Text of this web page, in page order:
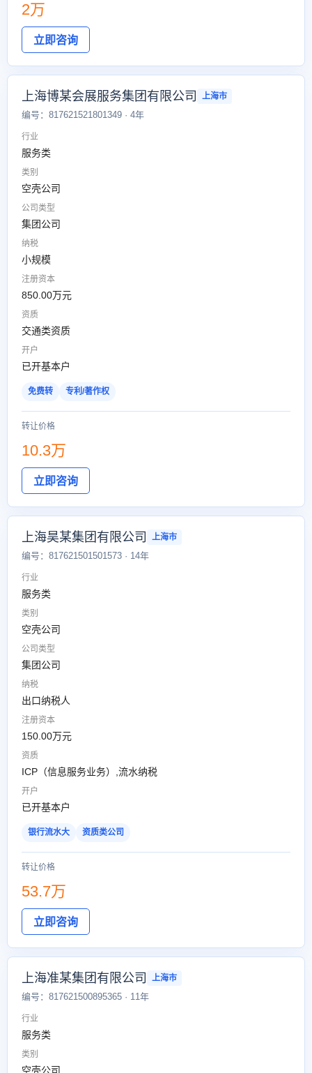
2万
立即咨询
上海博某会展服务集团有限公司 上海市
编号：817621521801349 · 4年
行业
服务类
类别
空壳公司
公司类型
集团公司
纳税
小规模
注册资本
850.00万元
资质
交通类资质
开户
已开基本户
免费转 专利/著作权
转让价格
10.3万
立即咨询
上海昊某集团有限公司 上海市
编号：817621501501573 · 14年
行业
服务类
类别
空壳公司
公司类型
集团公司
纳税
出口纳税人
注册资本
150.00万元
资质
ICP（信息服务业务）,流水纳税
开户
已开基本户
银行流水大 资质类公司
转让价格
53.7万
立即咨询
上海准某集团有限公司 上海市
编号：817621500895365 · 11年
行业
服务类
类别
空壳公司